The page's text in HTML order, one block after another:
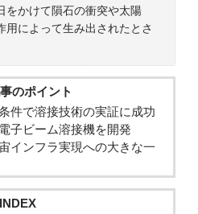
をかけて隕石の衝突や太陽
用によって生み出されたとさ
のポイント
件で溶接技術の実証に成功
子ビーム溶接機を開発
インフラ実現への大きな一
INDEX